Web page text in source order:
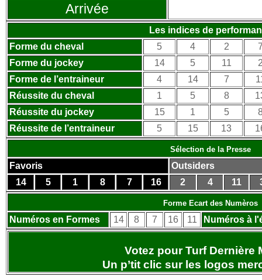
Arrivée
Les indices de
Forme du cheval
5 4 2
Forme du jockey
14 5 11
Forme de l’entraineur
4 14 7
Réussite du cheval
1 5 8
Réussite du jockey
15 1 5
Réussite de l’entraineur
5 15 13
Sélection de la Presse
Favoris
Outsiders
14
5 1 8 7 16 2 4 11
Forme Ecart des Numèros
Numéros en Formes 14 8 7 16 11 Numéros à
Votez pour Turf Dernière
Un p’tit clic sur les logos